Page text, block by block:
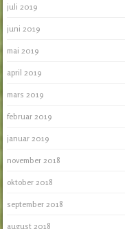
juli 2019
juni 2019
mai 2019
april 2019
mars 2019
februar 2019
januar 2019
november 2018
oktober 2018
september 2018
august 2018